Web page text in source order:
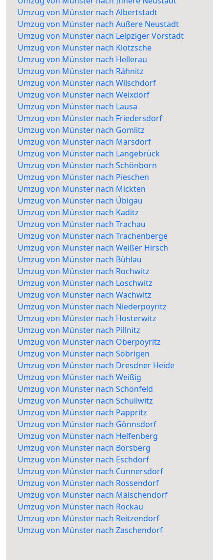
Umzug von Münster nach Albertstadt
Umzug von Münster nach Äußere Neustadt
Umzug von Münster nach Leipziger Vorstadt
Umzug von Münster nach Klotzsche
Umzug von Münster nach Hellerau
Umzug von Münster nach Rähnitz
Umzug von Münster nach Wilschdorf
Umzug von Münster nach Weixdorf
Umzug von Münster nach Lausa
Umzug von Münster nach Friedersdorf
Umzug von Münster nach Gomlitz
Umzug von Münster nach Marsdorf
Umzug von Münster nach Langebrück
Umzug von Münster nach Schönborn
Umzug von Münster nach Pieschen
Umzug von Münster nach Mickten
Umzug von Münster nach Übigau
Umzug von Münster nach Kaditz
Umzug von Münster nach Trachau
Umzug von Münster nach Trachenberge
Umzug von Münster nach Weißer Hirsch
Umzug von Münster nach Bühlau
Umzug von Münster nach Rochwitz
Umzug von Münster nach Loschwitz
Umzug von Münster nach Wachwitz
Umzug von Münster nach Niederpoyritz
Umzug von Münster nach Hosterwitz
Umzug von Münster nach Pillnitz
Umzug von Münster nach Oberpoyritz
Umzug von Münster nach Söbrigen
Umzug von Münster nach Dresdner Heide
Umzug von Münster nach Weißig
Umzug von Münster nach Schönfeld
Umzug von Münster nach Schullwitz
Umzug von Münster nach Pappritz
Umzug von Münster nach Gönnsdorf
Umzug von Münster nach Helfenberg
Umzug von Münster nach Borsberg
Umzug von Münster nach Eschdorf
Umzug von Münster nach Cunnersdorf
Umzug von Münster nach Rossendorf
Umzug von Münster nach Malschendorf
Umzug von Münster nach Rockau
Umzug von Münster nach Reitzendorf
Umzug von Münster nach Zaschendorf